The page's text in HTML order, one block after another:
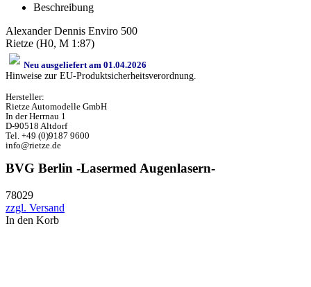
Beschreibung
Alexander Dennis Enviro 500
Rietze (H0, M 1:87)
Neu ausgeliefert am 01.04.2026
Hinweise zur EU-Produktsicherheitsverordnung.
Hersteller:
Rietze Automodelle GmbH
In der Herrnau 1
D-90518 Altdorf
Tel. +49 (0)9187 9600
info@rietze.de
BVG Berlin -Lasermed Augenlasern-
78029
zzgl. Versand
In den Korb